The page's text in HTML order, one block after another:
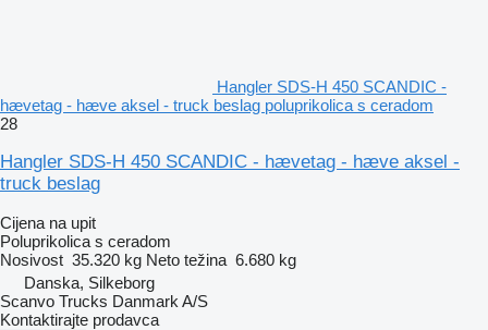
Hangler SDS-H 450 SCANDIC -
hævetag - hæve aksel - truck beslag poluprikolica s ceradom
28
Hangler SDS-H 450 SCANDIC - hævetag - hæve aksel -
truck beslag
Cijena na upit
Poluprikolica s ceradom
Nosivost 35.320 kg Neto težina 6.680 kg
Danska, Silkeborg
Scanvo Trucks Danmark A/S
Kontaktirajte prodavca